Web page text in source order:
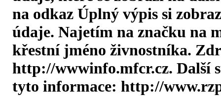
na odkaz Úplný výpis si
údaje. Najetím na značku na
křestní jméno živnostníka.
http://wwwinfo.mfcr.cz. Další
tyto informace: http://